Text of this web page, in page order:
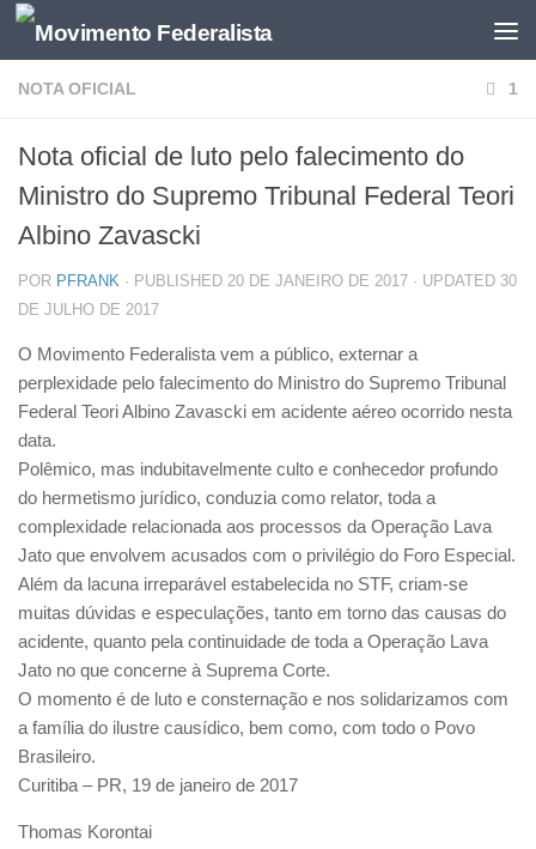
NOTA OFICIAL 1
Nota oficial de luto pelo falecimento do
Ministro do Supremo Tribunal Federal Teori
Albino Zavascki
POR PFRANK · PUBLISHED 20 DE JANEIRO DE 2017 · UPDATED 30
DE JULHO DE 2017
O Movimento Federalista vem a público, externar a
perplexidade pelo falecimento do Ministro do Supremo Tribunal
Federal Teori Albino Zavascki em acidente aéreo ocorrido nesta
data.
Polêmico, mas indubitavelmente culto e conhecedor profundo
do hermetismo jurídico, conduzia como relator, toda a
complexidade relacionada aos processos da Operação Lava
Jato que envolvem acusados com o privilégio do Foro Especial.
Além da lacuna irreparável estabelecida no STF, criam-se
muitas dúvidas e especulações, tanto em torno das causas do
acidente, quanto pela continuidade de toda a Operação Lava
Jato no que concerne à Suprema Corte.
O momento é de luto e consternação e nos solidarizamos com
a família do ilustre causídico, bem como, com todo o Povo
Brasileiro.
Curitiba – PR, 19 de janeiro de 2017
Thomas Korontai